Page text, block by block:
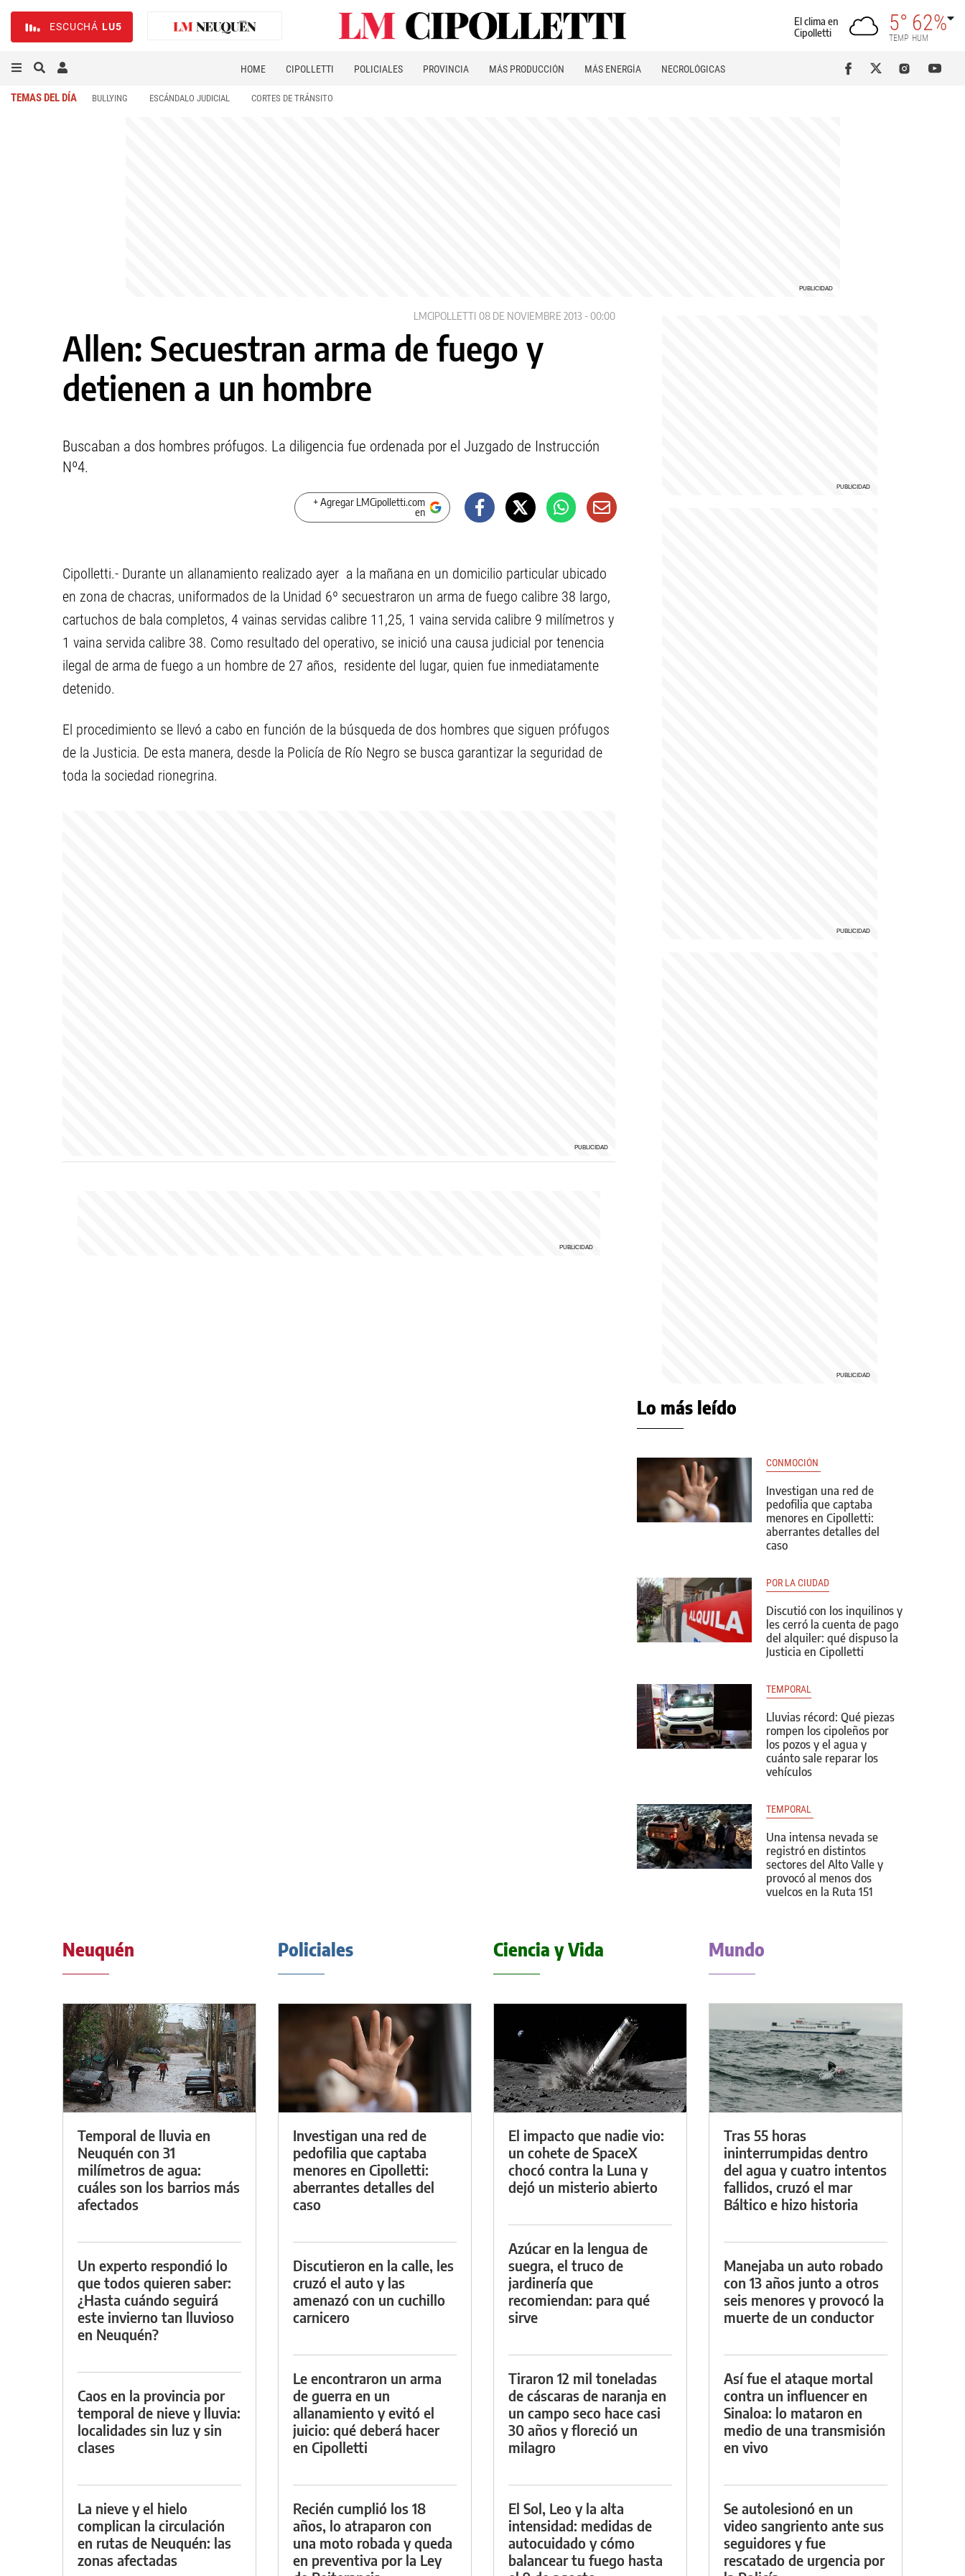
ESCUCHÁ LU5
El clima en
Cipolletti
5°
TEMP
62%
HUM
HOME CIPOLLETTI POLICIALES PROVINCIA MÁS PRODUCCIÓN MÁS ENERGÍA NECROLÓGICAS
TEMAS DEL DÍA BULLYING ESCÁNDALO JUDICIAL CORTES DE TRÁNSITO
LMCIPOLLETTI 08 DE NOVIEMBRE 2013 - 00:00
Allen: Secuestran arma de fuego y
detienen a un hombre
Buscaban a dos hombres prófugos. La diligencia fue ordenada por el Juzgado de Instrucción
Nº4.
+ Agregar LMCipolletti.com
en
Cipolletti.- Durante un allanamiento realizado ayer a la mañana en un domicilio particular ubicado
en zona de chacras, uniformados de la Unidad 6º secuestraron un arma de fuego calibre 38 largo,
cartuchos de bala completos, 4 vainas servidas calibre 11,25, 1 vaina servida calibre 9 milímetros y
1 vaina servida calibre 38. Como resultado del operativo, se inició una causa judicial por tenencia
ilegal de arma de fuego a un hombre de 27 años, residente del lugar, quien fue inmediatamente
detenido.
El procedimiento se llevó a cabo en función de la búsqueda de dos hombres que siguen prófugos
de la Justicia. De esta manera, desde la Policía de Río Negro se busca garantizar la seguridad de
toda la sociedad rionegrina.
Lo más leído
CONMOCIÓN
Investigan una red de
pedofilia que captaba
menores en Cipolletti:
aberrantes detalles del
caso
POR LA CIUDAD
Discutió con los inquilinos y
les cerró la cuenta de pago
del alquiler: qué dispuso la
Justicia en Cipolletti
TEMPORAL
Lluvias récord: Qué piezas
rompen los cipoleños por
los pozos y el agua y
cuánto sale reparar los
vehículos
TEMPORAL
Una intensa nevada se
registró en distintos
sectores del Alto Valle y
provocó al menos dos
vuelcos en la Ruta 151
Neuquén
Temporal de lluvia en
Neuquén con 31
milímetros de agua:
cuáles son los barrios más
afectados
Un experto respondió lo
que todos quieren saber:
¿Hasta cuándo seguirá
este invierno tan lluvioso
en Neuquén?
Caos en la provincia por
temporal de nieve y lluvia:
localidades sin luz y sin
clases
La nieve y el hielo
complican la circulación
en rutas de Neuquén: las
zonas afectadas
Policiales
Investigan una red de
pedofilia que captaba
menores en Cipolletti:
aberrantes detalles del
caso
Discutieron en la calle, les
cruzó el auto y las
amenazó con un cuchillo
carnicero
Le encontraron un arma
de guerra en un
allanamiento y evitó el
juicio: qué deberá hacer
en Cipolletti
Recién cumplió los 18
años, lo atraparon con
una moto robada y queda
en preventiva por la Ley
Ciencia y Vida
El impacto que nadie vio:
un cohete de SpaceX
chocó contra la Luna y
dejó un misterio abierto
Azúcar en la lengua de
suegra, el truco de
jardinería que
recomiendan: para qué
sirve
Tiraron 12 mil toneladas
de cáscaras de naranja en
un campo seco hace casi
30 años y floreció un
milagro
El Sol, Leo y la alta
intensidad: medidas de
autocuidado y cómo
balancear tu fuego hasta
Mundo
Tras 55 horas
ininterrumpidas dentro
del agua y cuatro intentos
fallidos, cruzó el mar
Báltico e hizo historia
Manejaba un auto robado
con 13 años junto a otros
seis menores y provocó la
muerte de un conductor
Así fue el ataque mortal
contra un influencer en
Sinaloa: lo mataron en
medio de una transmisión
en vivo
Se autolesionó en un
video sangriento ante sus
seguidores y fue
rescatado de urgencia por